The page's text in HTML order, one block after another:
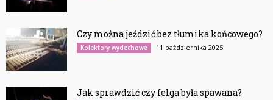
Czy można jeździć bez tłumika końcowego?
Kolektory wydechowe 11 października 2025
Jak sprawdzić czy felga była spawana?